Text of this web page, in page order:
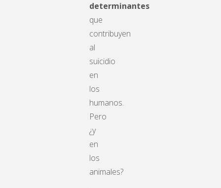
determinantes
que
contribuyen
al
suicidio
en
los
humanos.
Pero
¿y
en
los
animales?